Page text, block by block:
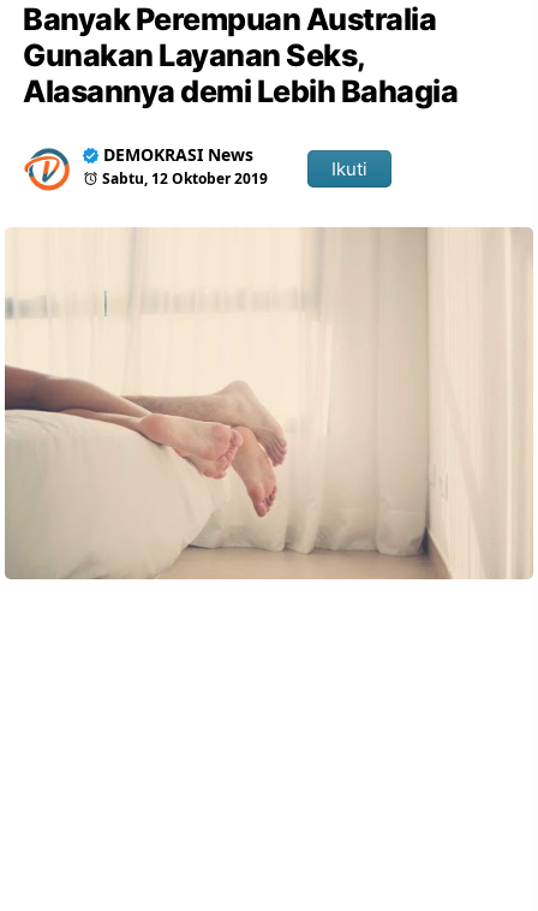
Banyak Perempuan Australia
Gunakan Layanan Seks,
Alasannya demi Lebih Bahagia
DEMOKRASI News
Sabtu, 12 Oktober 2019 Ikuti